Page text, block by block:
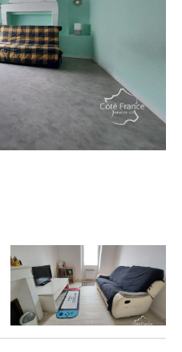
CRITÈRES
PISCINE